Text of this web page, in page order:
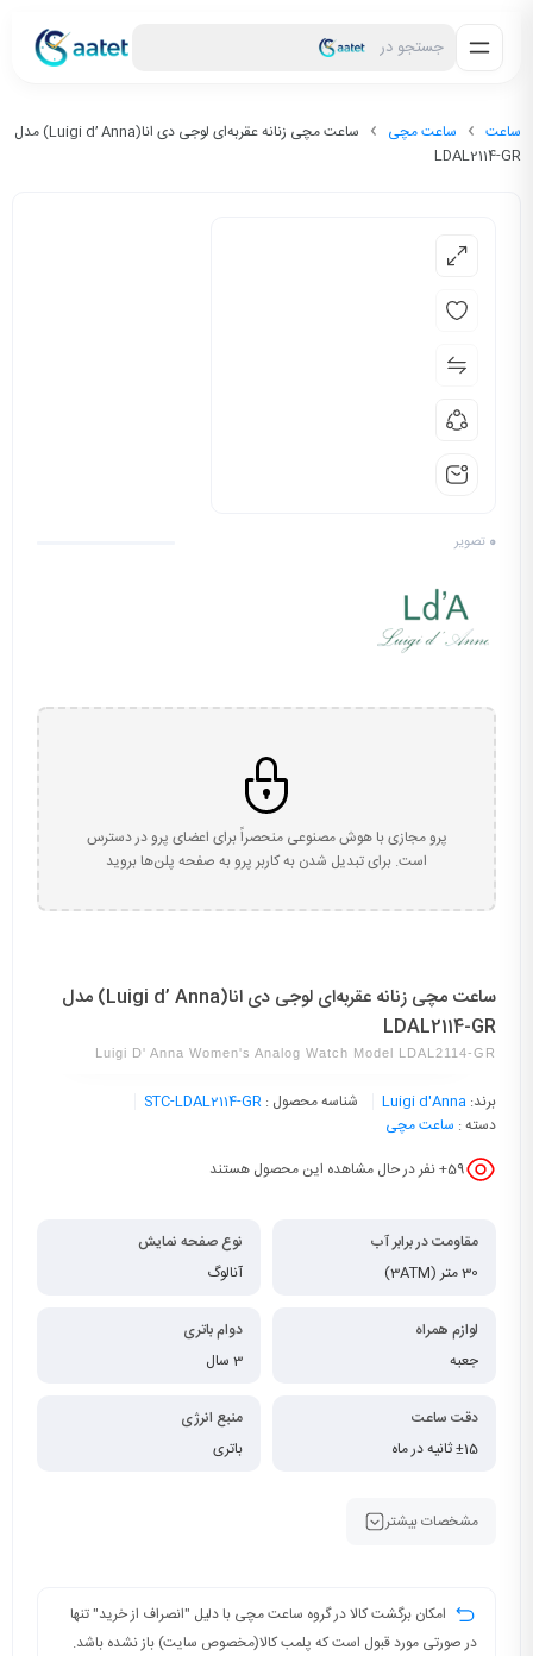
جستجو در
ساعت ساعت مچی
ساعت مچی زنانه عقربه‌ای لوجی دی انا(Luigi d’ Anna) مدل
LDAL2114-GR
0 تصویر
پرو مجازی با هوش مصنوعی منحصراً برای اعضای پرو در دسترس
است. برای تبدیل شدن به کاربر پرو به صفحه پلن‌ها بروید
ساعت مچی زنانه عقربه‌ای لوجی دی انا(Luigi d’ Anna) مدل
LDAL2114-GR
Luigi D' Anna Women's Analog Watch Model LDAL2114-GR
برند: Luigi d'Anna شناسه محصول : STC-LDAL2114-GR
دسته : ساعت مچی
59+ نفر در حال مشاهده این محصول هستند
مقاومت در برابر آب
30 متر (3ATM)
نوع صفحه نمایش
آنالوگ
لوازم همراه
جعبه
دوام باتری
3 سال
دقت ساعت
±15 ثانیه در ماه
منبع انرژی
باتری
مشخصات بیشتر
امکان برگشت کالا در گروه ساعت مچی با دلیل "انصراف از خرید" تنها
در صورتی مورد قبول است که پلمب کالا(مخصوص سایت) باز نشده باشد.